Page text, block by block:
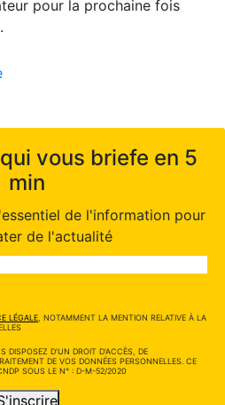
pour la prochaine fois
vous briefe en 5
min
de l'information pour
de l'actualité
LÉGALE , NOTAMMENT LA MENTION RELATIVE À LA
D'UN DROIT D'ACCÈS, DE
DE VOS DONNÉES PERSONNELLES. CE
SOUS LE N° : D-M-52/2020